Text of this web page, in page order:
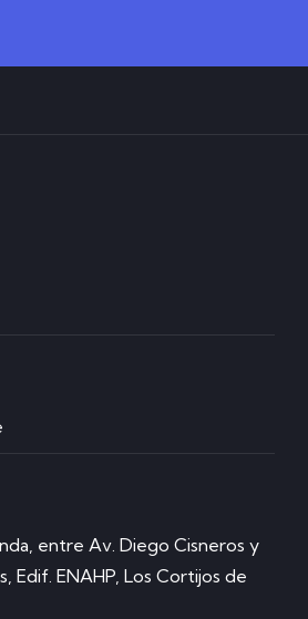
entre Av. Diego Cisneros y
Edif. ENAHP, Los Cortijos de